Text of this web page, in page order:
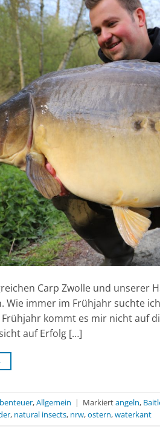
Carp Zwolle und unserer
Wie immer im Frühjahr suchte
Frühjahr kommt es mir nicht auf
auf Erfolg […]
,Allgemein | Markiertangeln,
, natural insects, nrw,ostern,waterkant